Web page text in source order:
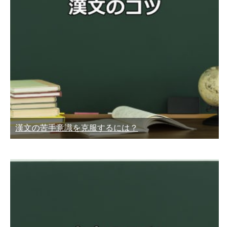
漢文の苦手意識を克服するには？